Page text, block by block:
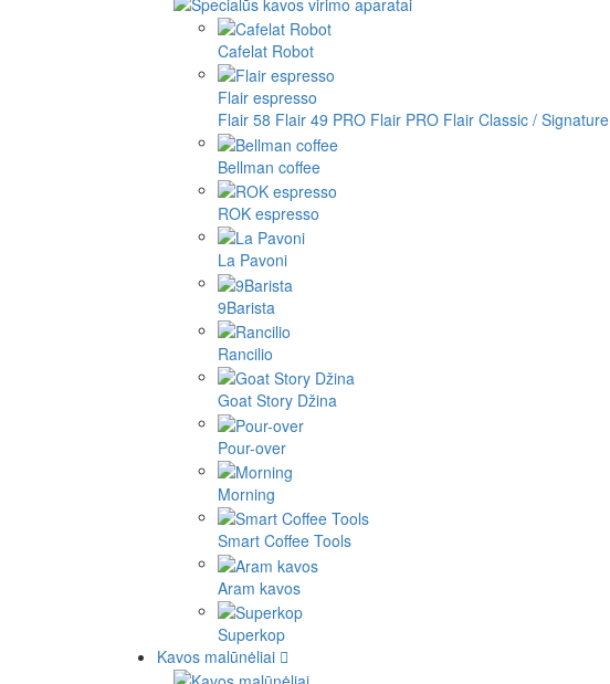
Cafelat Robot
Flair espresso
Flair 58 Flair 49 PRO Flair PRO Flair Classic / Signature
Bellman coffee
ROK espresso
La Pavoni
9Barista
Rancilio
Goat Story Džina
Pour-over
Morning
Smart Coffee Tools
Aram kavos
Superkop
Kavos malūnėliai